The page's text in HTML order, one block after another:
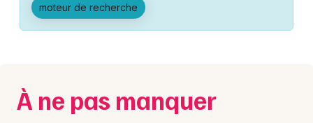
Foires & salons
Concerts
Mulhouse
Nice
moteur de recherche
À ne pas manquer